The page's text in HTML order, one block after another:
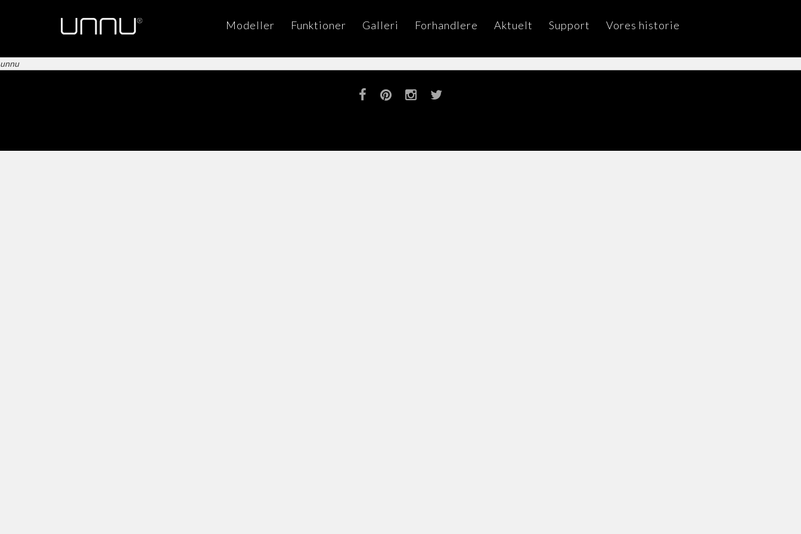
Modeller Funktioner Galleri Forhandlere Aktuelt Support Vores historie
unnu